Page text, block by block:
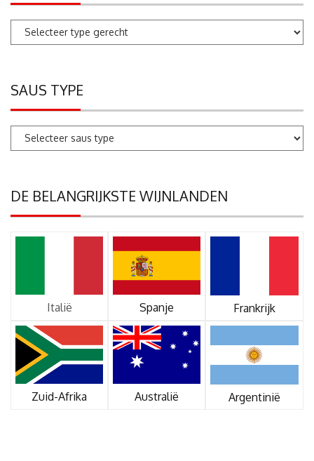
SAUS TYPE
DE BELANGRIJKSTE WIJNLANDEN
Italië Spanje Frankrijk
Zuid-Afrika Australië Argentinië